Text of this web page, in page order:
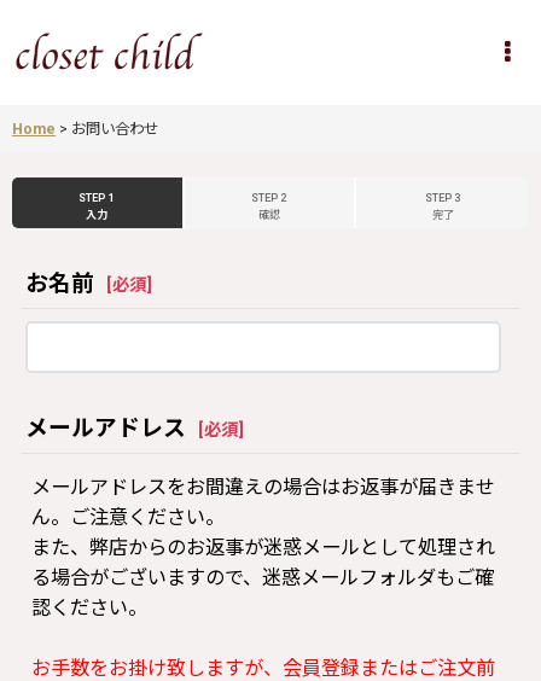
Home > お問い合わせ
STEP 1
入力
STEP 2
確認
STEP 3
完了
お名前 必須
メールアドレス 必須
メールアドレスをお間違えの場合はお返事が届きませ
ん。ご注意ください。
また、弊店からのお返事が迷惑メールとして処理され
る場合がございますので、迷惑メールフォルダもご確
認ください。
お手数をお掛け致しますが、会員登録またはご注文前